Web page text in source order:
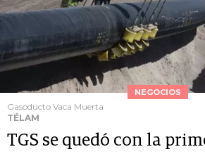
NEGOCIOS
Gasoducto Vaca Muerta
TÉLAM
TGS se quedó con la